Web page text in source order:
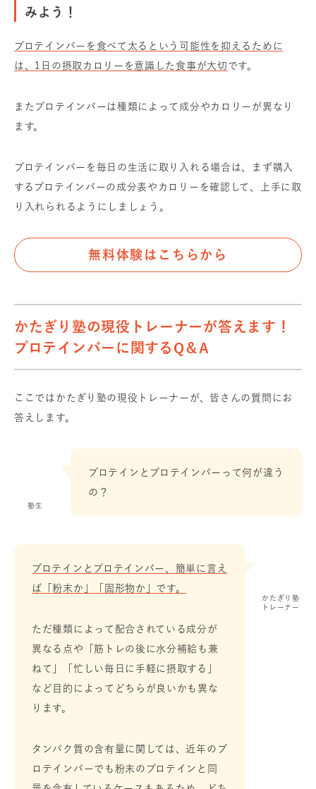
みよう！
プロテインバーを食べて太るという可能性を抑えるために
は、1日の摂取カロリーを意識した食事が大切 です。
またプロテインバーは種類によって成分やカロリーが異なり
ます。
プロテインバーを毎日の生活に取り入れる場合は、まず購入
するプロテインバーの成分表やカロリーを確認して、上手に取
り入れられるようにしましょう。
無料体験はこちらから
かたぎり塾の現役トレーナーが答えます！
プロテインバーに関するQ＆A
ここではかたぎり塾の現役トレーナーが、皆さんの質問にお
答えします。
塾生
プロテインとプロテインバーって何が違う
の？
かたぎり塾
トレーナー
プロテインとプロテインバー、簡単に言え
ば「粉末か」「固形物か」です。
ただ種類によって配合されている成分が
異なる点や「筋トレの後に水分補給も兼
ねて」「忙しい毎日に手軽に摂取する」
など目的によってどちらが良いかも異な
ります。
タンパク質の含有量に関しては、近年のプ
ロテインバーでも粉末のプロテインと同